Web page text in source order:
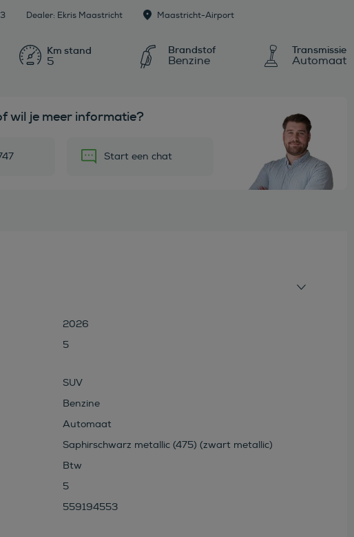
Dealer: Ekris Maastricht Maastricht-Airport
5
Brandstof
Benzine
Transmissie
Automaat
wil je meer informatie?
Start een chat
2026
5
SUV
Benzine
Automaat
Saphirschwarz metallic (475) (zwart metallic)
Btw
5
559194553